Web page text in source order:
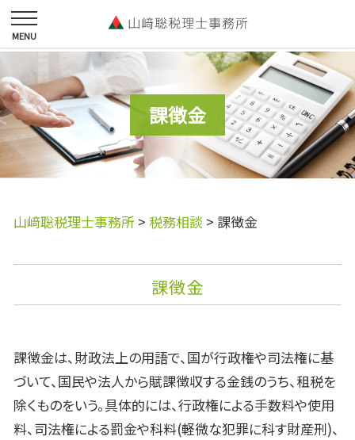
課徴金
山﨑聡税理士事務所 > 税務相談 > 課徴金
課徴金
課徴金は、財政法上の用語で、国が行政権や司法権に基
づいて、国民や法人から賦課徴収する金銭のうち、租税を
除くものをいう。具体的には、行政権による手数料や使用
料、司法権による罰金や科料(軽微な犯罪に科す財産刑)、